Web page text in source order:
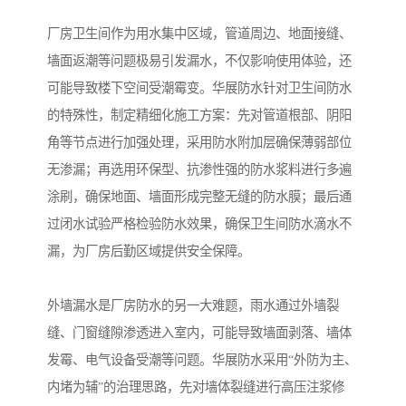
厂房卫生间作为用水集中区域，管道周边、地面接缝、
墙面返潮等问题极易引发漏水，不仅影响使用体验，还
可能导致楼下空间受潮霉变。华展防水针对卫生间防水
的特殊性，制定精细化施工方案：先对管道根部、阴阳
角等节点进行加强处理，采用防水附加层确保薄弱部位
无渗漏；再选用环保型、抗渗性强的防水浆料进行多遍
涂刷，确保地面、墙面形成完整无缝的防水膜；最后通
过闭水试验严格检验防水效果，确保卫生间防水滴水不
漏，为厂房后勤区域提供安全保障。
外墙漏水是厂房防水的另一大难题，雨水通过外墙裂
缝、门窗缝隙渗透进入室内，可能导致墙面剥落、墙体
发霉、电气设备受潮等问题。华展防水采用“外防为主、
内堵为辅”的治理思路，先对墙体裂缝进行高压注浆修